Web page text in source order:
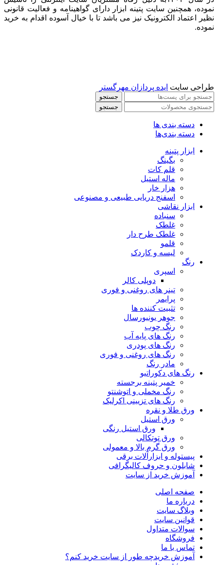
نموده، همچنین سایت پتینه ابزار دارای گواهینامه و فعالیت قانونی
نظیر اعتماد الکترونیک نیز می باشد تا با خیال آسوده اقدام به خرید
نموده.
طراحی سایت ایده پردازان مهرگستر
جستجو
جستجو
دسته بندی ها
دسته بندی‌ها
ابزار پتینه
بگینگ
قلم کات
ماله استیل
هزار خار
اسفنج دریایی طبیعی و مصنوعی
ابزار نقاشی
سنباده
غلطک
غلطک طرح دار
قلمو
لیسه و کاردک
رنگ
اسپری
دوپلی کالر
تینر های روغنی و فوری
پرایمر
تثبیت کننده ها
جوهر یونیورسال
رنگ چوب
رنگ‌ های پایه آب
رنگ های پودری
رنگ‌ های روغنی و فوری
مادر رنگ
رنگ های دکوراتیو
خمیر پتینه برجسته
رنگ مخملی و اتوشنتو
رنگ های تزیینی اکرلیک
ورق طلا و نقره
ورق استیل
ورق استیل رنگی
ورق توتکالی
ورق گرم بالا و معمولی
پیستوله و ابزارآلات برقی
شابلون و حروف کالیگرافی
آموزش خرید از سایت
صفحه اصلی
درباره ما
وبلاگ سایت
قوانین سایت
سوالات متداول
فروشگاه
تماس با ما
آموزش خریدچه طور از سایت خرید کنم؟